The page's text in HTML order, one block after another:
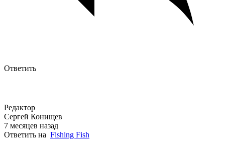
Ответить
Редактор
Сергей Конищев
7 месяцев назад
Ответить на Fishing Fish